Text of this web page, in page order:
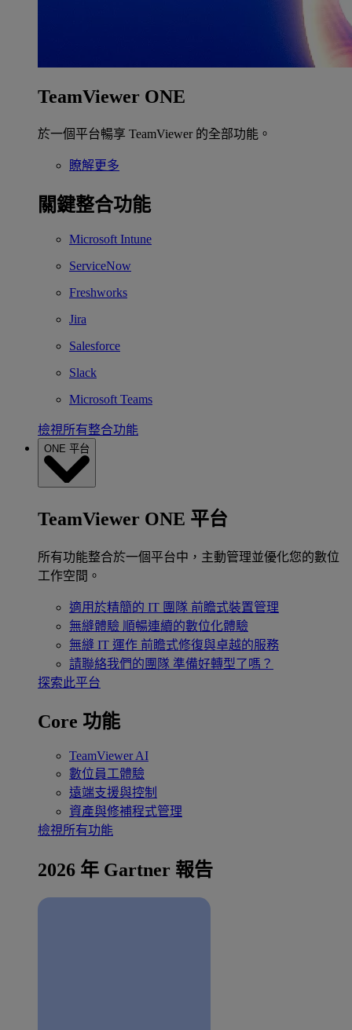
TeamViewer ONE
於一個平台暢享 TeamViewer 的全部功能。
瞭解更多
關鍵整合功能
Microsoft Intune
ServiceNow
Freshworks
Jira
Salesforce
Slack
Microsoft Teams
檢視所有整合功能
ONE 平台
TeamViewer ONE 平台
所有功能整合於一個平台中，主動管理並優化您的數位
工作空間。
適用於精簡的 IT 團隊 前瞻式裝置管理
無縫體驗 順暢連續的數位化體驗
無縫 IT 運作 前瞻式修復與卓越的服務
請聯絡我們的團隊 準備好轉型了嗎？
探索此平台
Core 功能
TeamViewer AI
數位員工體驗
遠端支援與控制
資產與修補程式管理
檢視所有功能
2026 年 Gartner 報告